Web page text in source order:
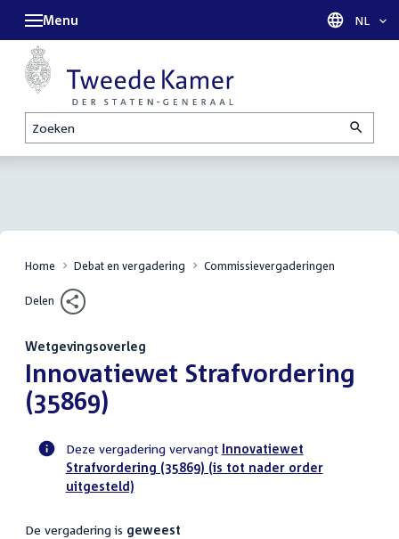
Zoeken
Menu Taal
NL
Home Debat en vergadering Commissievergaderingen
Delen
Wetgevingsoverleg
:Innovatiewet Strafvordering
(35869)
Voortgangsstatus
commissie
activiteit
Deze vergadering vervangt Innovatiewet
Strafvordering (35869) (is tot nader order
uitgesteld)
De vergadering is geweest